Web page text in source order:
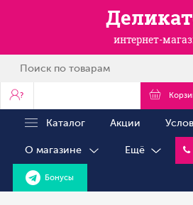
интернет-
?
Каталог Акции
О магазине Ещё
Бонусы